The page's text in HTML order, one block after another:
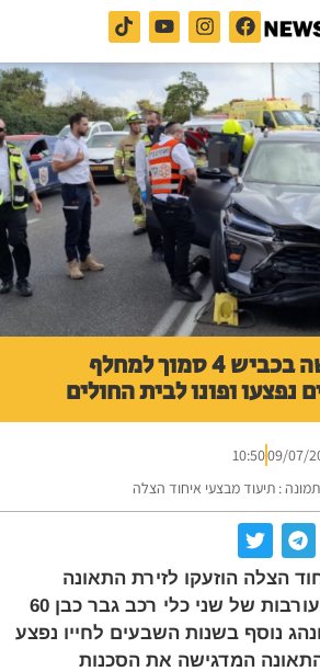
תאונת דרכים קשה בכביש 4 סמוך למחלף
ופונו לבית החולים
10:50
תיעוד מבצעי איחוד הצלה
הוזעקו לזירת התאונה
המורכבת שכללה מעורבות של שני כלי רכב גבר כבן 60
נוסף בשנות השבעים לחייו נפצע
המדגישה את הסכנות